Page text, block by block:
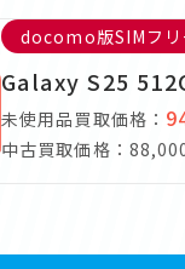
docomo版SIMフリ
Galaxy S25
未使用品買取価格：
中古買取価格：